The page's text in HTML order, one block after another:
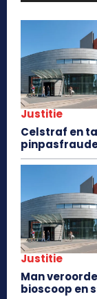
Justitie
Celstraf en
Justitie
Man
bioscoop en